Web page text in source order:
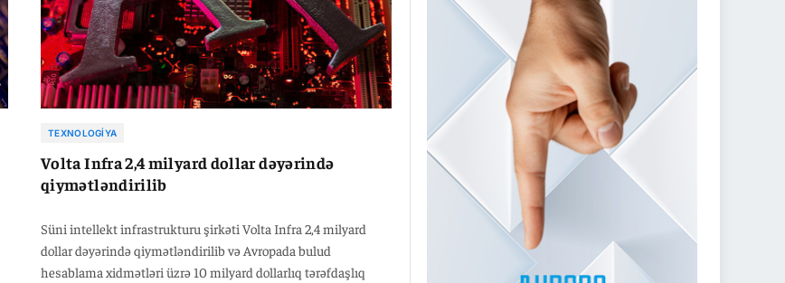
TEXNOLOGIYA
Volta Infra 2,4 milyard dollar dəyərində
qiymətləndirilib
Süni intellekt infrastrukturu şirkəti Volta Infra 2,4 milyard
dollar dəyərində qiymətləndirilib və Avropada bulud
hesablama xidmətləri üzrə 10 milyard dollarlıq tərəfdaşlıq